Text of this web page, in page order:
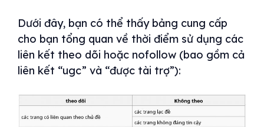
Dưới đây, bạn có thể thấy bảng cung cấp
cho bạn tổng quan về thời điểm sử dụng các
liên kết theo dõi hoặc nofollow (bao gồm cả
liên kết “ugc” và “được tài trợ”):